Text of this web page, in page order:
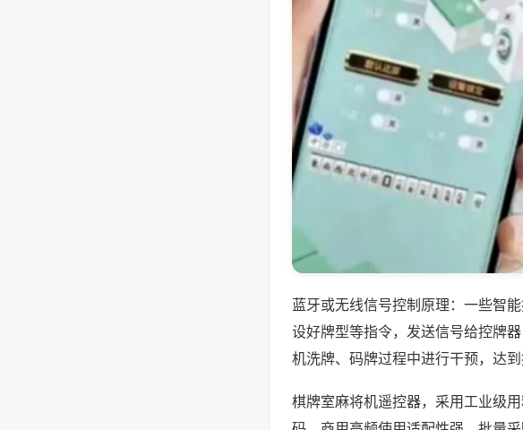
蓝牙或无线信号控制原理：一些智
设好牌型等指令，发送信号给控牌
机洗牌、码牌过程中进行干预，达到
棋牌室麻将机遥控器，采用工业级